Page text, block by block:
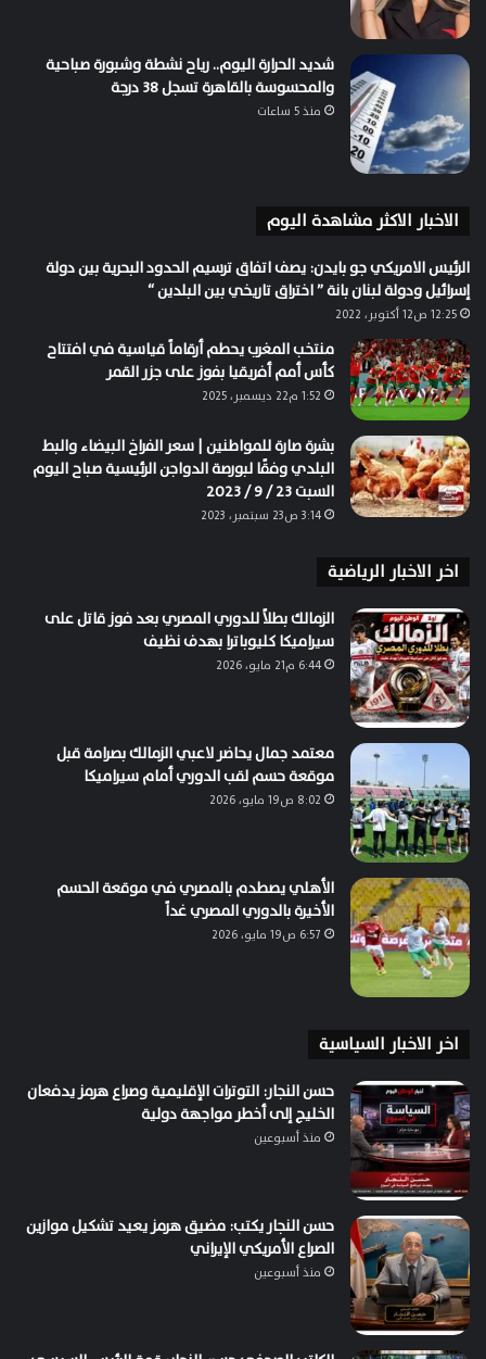
شديد الحرارة اليوم.. رياح نشطة وشبورة صباحية
والمحسوسة بالقاهرة تسجل 38 درجة
منذ 5 ساعات
الاخبار الاكثر مشاهدة اليوم
الرئيس الامريكي جو بايدن: يصف اتفاق ترسيم الحدود البحرية بين دولة
إسرائيل ودولة لبنان بانة ” اختراق تاريخي بين البلدين “
12:25 ص12 أكتوبر، 2022
منتخب المغرب يحطم أرقاماً قياسية في افتتاح
كأس أمم أفريقيا بفوز على جزر القمر
1:52 م22 ديسمبر، 2025
بشرة صارة للمواطنين | سعر الفراخ البيضاء والبط
البلدي وفقًا لبورصة الدواجن الرئيسية صباح اليوم
السبت 23 / 9 / 2023
3:14 ص23 سبتمبر، 2023
اخر الاخبار الرياضية
الزمالك بطلاً للدوري المصري بعد فوز قاتل على
سيراميكا كليوباترا بهدف نظيف
6:44 م21 مايو، 2026
معتمد جمال يحاضر لاعبي الزمالك بصرامة قبل
موقعة حسم لقب الدوري أمام سيراميكا
8:02 ص19 مايو، 2026
الأهلي يصطدم بالمصري في موقعة الحسم
الأخيرة بالدوري المصري غداً
6:57 ص19 مايو، 2026
اخر الاخبار السياسية
حسن النجار: التوترات الإقليمية وصراع هرمز يدفعان
الخليج إلى أخطر مواجهة دولية
منذ أسبوعين
حسن النجار يكتب: مضيق هرمز يعيد تشكيل موازين
الصراع الأمريكي الإيراني
منذ أسبوعين